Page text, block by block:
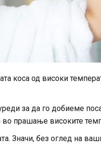
коса од високи
за да го добиеме
прашање високите
Значи, без оглед на